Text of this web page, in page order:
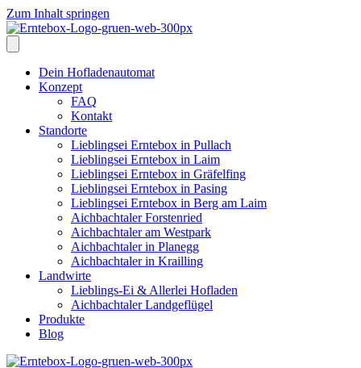
Zum Inhalt springen
Dein Hofladenautomat
Konzept
FAQ
Kontakt
Standorte
Lieblingsei Erntebox in Pullach
Lieblingsei Erntebox in Laim
Lieblingsei Erntebox in Gräfelfing
Lieblingsei Erntebox in Pasing
Lieblingsei Erntebox in Berg am Laim
Aichbachtaler Forstenried
Aichbachtaler am Westpark
Aichbachtaler in Planegg
Aichbachtaler in Krailling
Landwirte
Lieblings-Ei & Allerlei Hofladen
Aichbachtaler Landgeflügel
Produkte
Blog